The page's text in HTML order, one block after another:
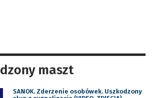
maszt
SANOK. Zderzenie osobówek. Uszkodzony